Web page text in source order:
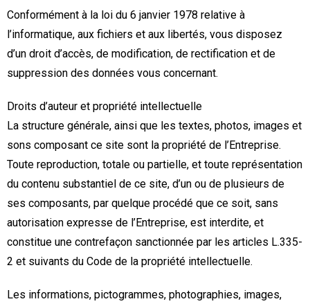
Conformément à la loi du 6 janvier 1978 relative à
l’informatique, aux fichiers et aux libertés, vous disposez
d’un droit d’accès, de modification, de rectification et de
suppression des données vous concernant.
Droits d’auteur et propriété intellectuelle
La structure générale, ainsi que les textes, photos, images et
sons composant ce site sont la propriété de l’Entreprise.
Toute reproduction, totale ou partielle, et toute représentation
du contenu substantiel de ce site, d’un ou de plusieurs de
ses composants, par quelque procédé que ce soit, sans
autorisation expresse de l’Entreprise, est interdite, et
constitue une contrefaçon sanctionnée par les articles L.335-
2 et suivants du Code de la propriété intellectuelle.
Les informations, pictogrammes, photographies, images,